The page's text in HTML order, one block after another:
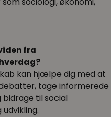
fra
kan hjælpe dig med at
tage informerede
til social